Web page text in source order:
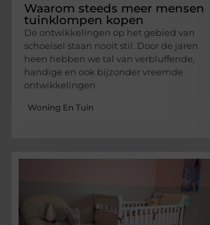
Waarom steeds meer mensen
tuinklompen kopen
De ontwikkelingen op het gebied van
schoeisel staan nooit stil. Door de jaren
heen hebben we tal van verbluffende,
handige en ook bijzonder vreemde
ontwikkelingen
Woning En Tuin